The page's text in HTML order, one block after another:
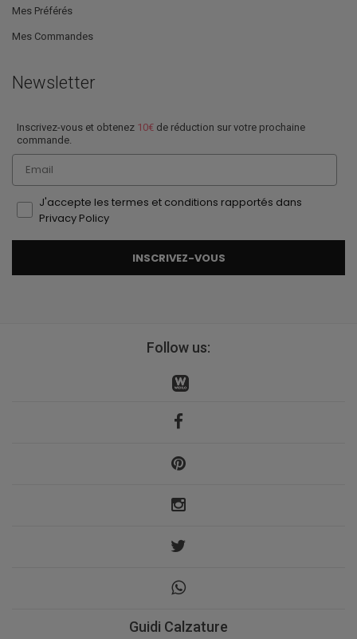
Mes Préférés
Mes Commandes
Newsletter
Inscrivez-vous et obtenez 10€ de réduction sur votre prochaine
commande.
Email
J'accepte les termes et conditions rapportés dans
Privacy Policy
INSCRIVEZ-VOUS
Follow us:
Guidi Calzature